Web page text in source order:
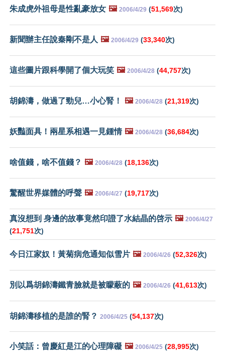
朱成虎外祖母是性亂豪放女 🖼️ 2006/4/29 (51,569次)
新聞辦主任說秦剛不是人 🖼️ 2006/4/29 (33,340次)
這些圖片跟科學開了個大玩笑 🖼️ 2006/4/28 (44,757次)
胡錦濤，做過了勁兒…小心腎！ 🖼️ 2006/4/28 (21,319次)
妖豔面具！兩星系相遇一見鍾情 🖼️ 2006/4/28 (36,684次)
啥值錢，啥不值錢？ 🖼️ 2006/4/28 (18,136次)
驚醒世界媒體的呼聲 🖼️ 2006/4/27 (19,717次)
真沒想到 身邊的故事竟然印證了水結晶的啓示 🖼️ 2006/4/27
(21,751次)
今日江家奴！黃菊病危通知似雪片 🖼️ 2006/4/26 (52,326次)
別以爲胡錦濤鐵青臉就是被矇蔽的 🖼️ 2006/4/26 (41,613次)
胡錦濤移植的是誰的腎？ 2006/4/25 (54,137次)
小笑話：曾慶紅是江的心理障礙 🖼️ 2006/4/25 (28,995次)